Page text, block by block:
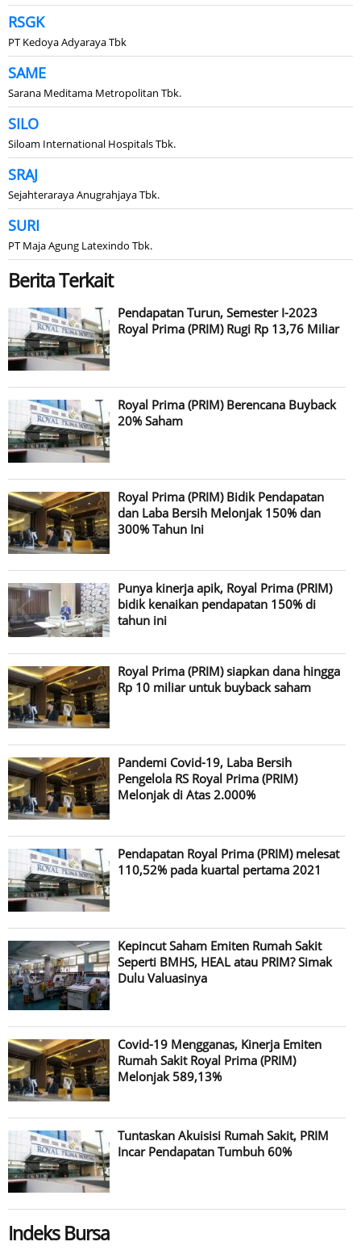
RSGK
PT Kedoya Adyaraya Tbk
SAME
Sarana Meditama Metropolitan Tbk.
SILO
Siloam International Hospitals Tbk.
SRAJ
Sejahteraraya Anugrahjaya Tbk.
SURI
PT Maja Agung Latexindo Tbk.
Berita Terkait
Pendapatan Turun, Semester I-2023
Royal Prima (PRIM) Rugi Rp 13,76 Miliar
Royal Prima (PRIM) Berencana Buyback
20% Saham
Royal Prima (PRIM) Bidik Pendapatan
dan Laba Bersih Melonjak 150% dan
300% Tahun Ini
Punya kinerja apik, Royal Prima (PRIM)
bidik kenaikan pendapatan 150% di
tahun ini
Royal Prima (PRIM) siapkan dana hingga
Rp 10 miliar untuk buyback saham
Pandemi Covid-19, Laba Bersih
Pengelola RS Royal Prima (PRIM)
Melonjak di Atas 2.000%
Pendapatan Royal Prima (PRIM) melesat
110,52% pada kuartal pertama 2021
Kepincut Saham Emiten Rumah Sakit
Seperti BMHS, HEAL atau PRIM? Simak
Dulu Valuasinya
Covid-19 Mengganas, Kinerja Emiten
Rumah Sakit Royal Prima (PRIM)
Melonjak 589,13%
Tuntaskan Akuisisi Rumah Sakit, PRIM
Incar Pendapatan Tumbuh 60%
Indeks Bursa